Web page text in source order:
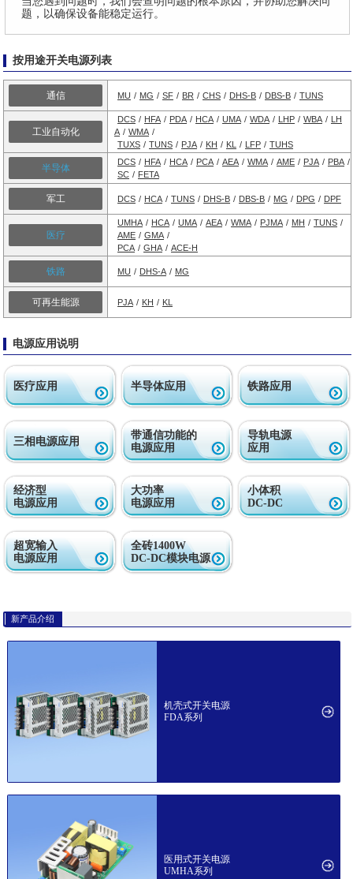
题，以确保设备能稳定运行。
按用途开关电源列表
通信 MU / MG / SF / BR / CHS / DHS-B / DBS-B / TUNS
工业自动化
DCS / HFA / PDA / HCA / UMA / WDA / LHP / WBA / LH
A / WMA /
TUXS / TUNS / PJA / KH / KL / LFP / TUHS
半导体
DCS / HFA / HCA / PCA / AEA / WMA / AME / PJA / PBA /
SC / FETA
军工 DCS / HCA / TUNS / DHS-B / DBS-B / MG / DPG / DPF
医疗
UMHA / HCA / UMA / AEA / WMA / PJMA / MH / TUNS /
AME / GMA /
PCA / GHA / ACE-H
铁路 MU / DHS-A / MG
可再生能源 PJA / KH / KL
电源应用说明
医疗应用 半导体应用 铁路应用
三相电源应用
带通信功能的
电源应用
导轨电源
应用
经济型
电源应用
大功率
电源应用
小体积
DC-DC
超宽输入
电源应用
全砖1400W
DC-DC模块电源
新产品介绍
机壳式开关电源
FDA系列
医用式开关电源
UMHA系列